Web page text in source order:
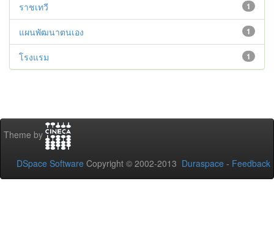
1
ราชเทวี
1
แผนพัฒนาตนเอง
1
โรงแรม
Theme by
DSpace Software Copyright © 2002-2013 Duraspace - Feedback